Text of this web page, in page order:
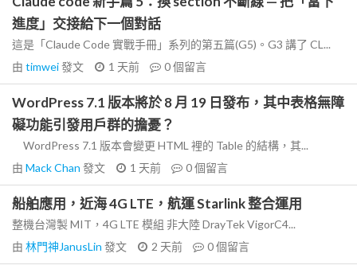
進度」交接給下一個對話
這是「Claude Code 實戰手冊」系列的第五篇(G5)。G3 講了 CL...
由 timwei發文 1 天前 0個留言
WordPress 7.1 版本將於 8 月 19 日發布，其中表格無障
礙功能引發用戶群的擔憂？
WordPress 7.1 版本會變更 HTML 裡的 Table 的結構，其...
由 Mack Chan 發文 1 天前 0個留言
船舶應用，近海 4G LTE，航運 Starlink 整合運用
整機台灣製 MIT，4G LTE 模組 非大陸 DrayTek VigorC4...
由 林門神JanusLin 發文 2 天前 0個留言